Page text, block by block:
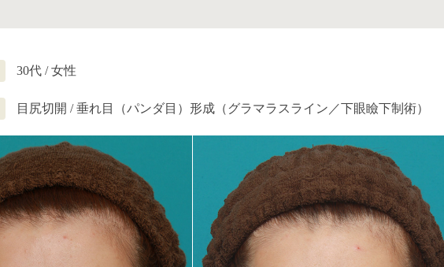
30代 / 女性
目尻切開 / 垂れ目（パンダ目）形成（グラマラスライン／下眼瞼下制術）